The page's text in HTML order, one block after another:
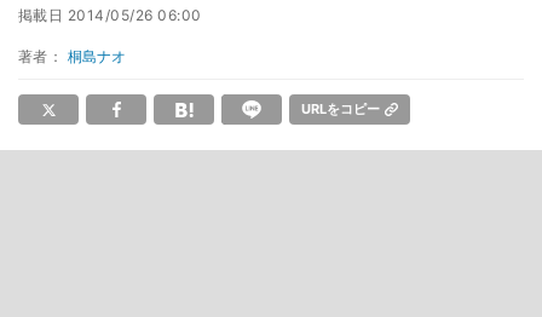
掲載日 2014/05/26 06:00
著者： 桐島ナオ
URLをコピー